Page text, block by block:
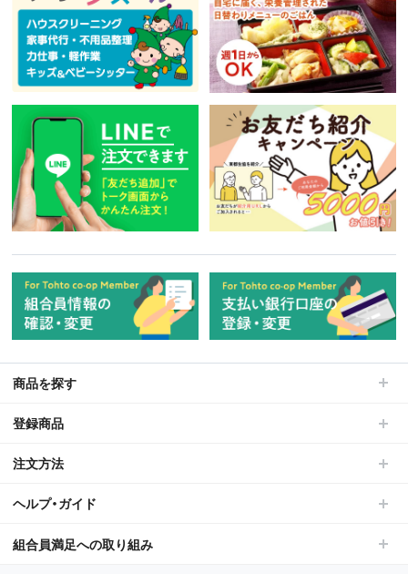
商品を探す
登録商品
注文方法
ヘルプ・ガイド
組合員満足への取り組み